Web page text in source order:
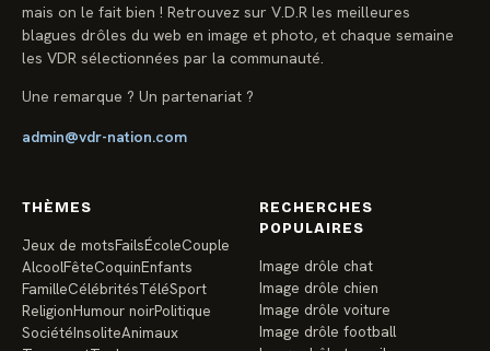
mais on le fait bien ! Retrouvez sur V.D.R les meilleures
blagues drôles du web en image et photo, et chaque semaine
les VDR sélectionnées par la communauté.
Une remarque ? Un partenariat ?
admin@vdr-nation.com
THÈMES
Jeux de motsFailsÉcoleCouple
AlcoolFêteCoquinEnfants
FamilleCélébritésTéléSport
ReligionHumour noirPolitique
SociétéInsoliteAnimaux
RECHERCHES
POPULAIRES
Image drôle chat
Image drôle chien
Image drôle voiture
Image drôle football